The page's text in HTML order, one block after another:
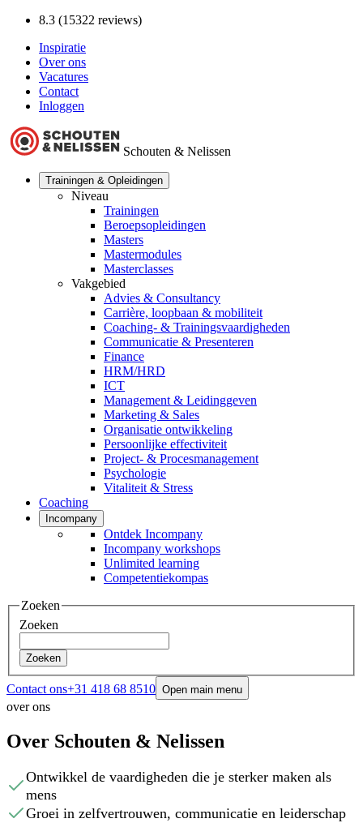
8.3 (15322 reviews)
Inspiratie
Over ons
Vacatures
Contact
Inloggen
Schouten & Nelissen
Trainingen & Opleidingen
Niveau
Trainingen
Beroepsopleidingen
Masters
Mastermodules
Masterclasses
Vakgebied
Advies & Consultancy
Carrière, loopbaan & mobiliteit
Coaching- & Trainingsvaardigheden
Communicatie & Presenteren
Finance
HRM/HRD
ICT
Management & Leidinggeven
Marketing & Sales
Organisatie ontwikkeling
Persoonlijke effectiviteit
Project- & Procesmanagement
Psychologie
Vitaliteit & Stress
Coaching
Incompany
Ontdek Incompany
Incompany workshops
Unlimited learning
Competentiekompas
Zoeken
Zoeken
Zoeken
Contact ons+31 418 68 8510 Open main menu
over ons
Over Schouten & Nelissen
Ontwikkel de vaardigheden die je sterker maken als
mens
Groei in zelfvertrouwen, communicatie en leiderschap